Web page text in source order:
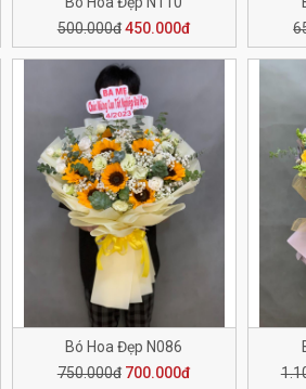
500.000đ 450.000đ
Bó Hoa Đẹp N086
750.000đ 700.000đ